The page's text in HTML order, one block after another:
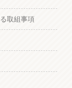
取組事項